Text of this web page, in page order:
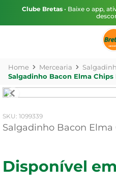
Clube Bretas • Baixe o app,
Mercearia
Salgadinho Bacon Elma
: 1099339
Salgadinho Bacon Elma
Disponível